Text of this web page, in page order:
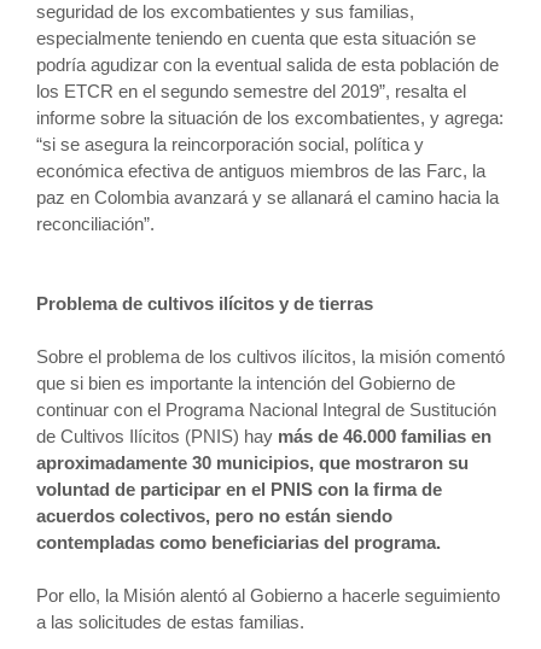
seguridad de los excombatientes y sus familias,
especialmente teniendo en cuenta que esta situación se
podría agudizar con la eventual salida de esta población de
los ETCR en el segundo semestre del 2019”, resalta el
informe sobre la situación de los excombatientes, y agrega:
“si se asegura la reincorporación social, política y
económica efectiva de antiguos miembros de las Farc, la
paz en Colombia avanzará y se allanará el camino hacia la
reconciliación”.
Problema de cultivos ilícitos y de tierras
Sobre el problema de los cultivos ilícitos, la misión comentó
que si bien es importante la intención del Gobierno de
continuar con el Programa Nacional Integral de Sustitución
de Cultivos Ilícitos (PNIS) hay más de 46.000 familias en
aproximadamente 30 municipios, que mostraron su
voluntad de participar en el PNIS con la firma de
acuerdos colectivos, pero no están siendo
contempladas como beneficiarias del programa.
Por ello, la Misión alentó al Gobierno a hacerle seguimiento
a las solicitudes de estas familias.